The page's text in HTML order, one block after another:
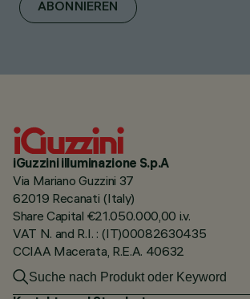
ABONNIEREN
iGuzzini illuminazione S.p.A
Via Mariano Guzzini 37
62019 Recanati (Italy)
Share Capital €21.050.000,00 i.v.
VAT N. and R.I. : (IT)00082630435
CCIAA Macerata, R.E.A. 40632